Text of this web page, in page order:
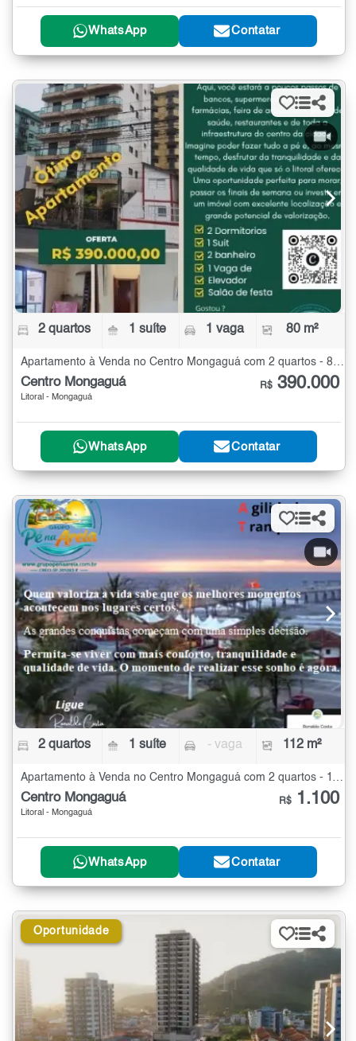
WhatsApp Contatar
2 quartos 1 suíte 1 vaga 80 m²
Apartamento à Venda no Centro Mongaguá com 2 quartos - 80 m²
Centro Mongaguá
Litoral - Mongaguá
R$ 390.000
WhatsApp Contatar
2 quartos 1 suíte - vaga 112 m²
Apartamento à Venda no Centro Mongaguá com 2 quartos - 112 m²
Centro Mongaguá
Litoral - Mongaguá
R$ 1.100
WhatsApp Contatar
Oportunidade